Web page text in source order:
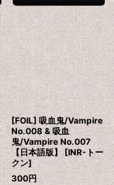
[FOIL] 吸血鬼/Vampire
No.008 & 吸血
鬼/Vampire No.007
【日本語版】 [INR-トー
クン]
300円